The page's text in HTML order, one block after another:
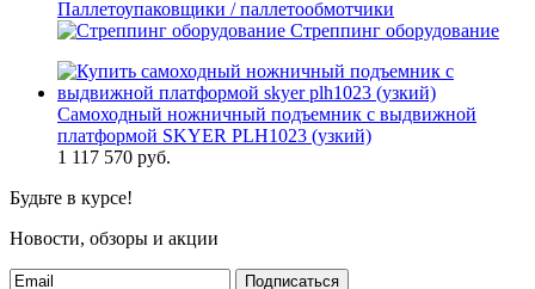
Паллетоупаковщики / паллетообмотчики
Стреппинг оборудование
Самоходный ножничный подъемник с выдвижной
платформой SKYER PLH1023 (узкий)
1 117 570 руб.
Будьте в курсе!
Новости, обзоры и акции
Подписаться